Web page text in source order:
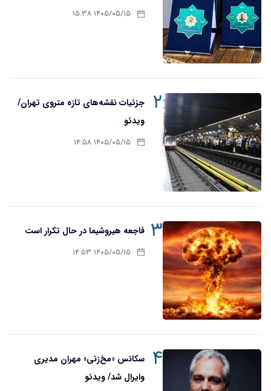
۱۴۰۵/۰۵/۱۵ ۱۵:۳۸
۲
جزئیات نقشه‌های تازه متروی تهران/
ویدئو
۱۴۰۵/۰۵/۱۵ ۱۴:۵۸
۳ فاجعه هیروشیما در حال تکرار است
۱۴۰۵/۰۵/۱۵ ۱۴:۵۳
۴
سکانس «مخ‌زنی» مهران مدیری
وایرال شد/ ویدئو